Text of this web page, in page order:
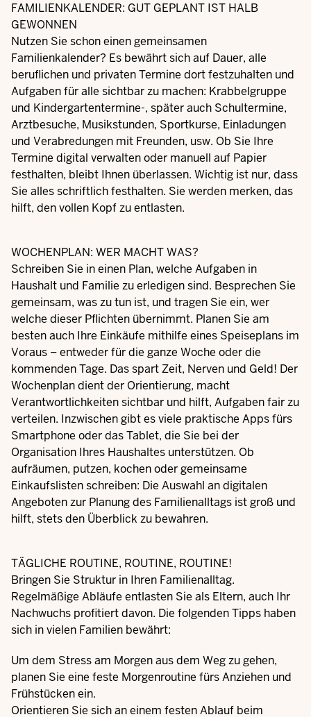
FAMILIENKALENDER: GUT GEPLANT IST HALB
GEWONNEN
Nutzen Sie schon einen gemeinsamen
Familienkalender? Es bewährt sich auf Dauer, alle
beruflichen und privaten Termine dort festzuhalten und
Aufgaben für alle sichtbar zu machen: Krabbelgruppe
und Kindergartentermine-, später auch Schultermine,
Arztbesuche, Musikstunden, Sportkurse, Einladungen
und Verabredungen mit Freunden, usw. Ob Sie Ihre
Termine digital verwalten oder manuell auf Papier
festhalten, bleibt Ihnen überlassen. Wichtig ist nur, dass
Sie alles schriftlich festhalten. Sie werden merken, das
hilft, den vollen Kopf zu entlasten.
WOCHENPLAN: WER MACHT WAS?
Schreiben Sie in einen Plan, welche Aufgaben in
Haushalt und Familie zu erledigen sind. Besprechen Sie
gemeinsam, was zu tun ist, und tragen Sie ein, wer
welche dieser Pflichten übernimmt. Planen Sie am
besten auch Ihre Einkäufe mithilfe eines Speiseplans im
Voraus – entweder für die ganze Woche oder die
kommenden Tage. Das spart Zeit, Nerven und Geld! Der
Wochenplan dient der Orientierung, macht
Verantwortlichkeiten sichtbar und hilft, Aufgaben fair zu
verteilen. Inzwischen gibt es viele praktische Apps fürs
Smartphone oder das Tablet, die Sie bei der
Organisation Ihres Haushaltes unterstützen. Ob
aufräumen, putzen, kochen oder gemeinsame
Einkaufslisten schreiben: Die Auswahl an digitalen
Angeboten zur Planung des Familienalltags ist groß und
hilft, stets den Überblick zu bewahren.
TÄGLICHE ROUTINE, ROUTINE, ROUTINE!
Bringen Sie Struktur in Ihren Familienalltag.
Regelmäßige Abläufe entlasten Sie als Eltern, auch Ihr
Nachwuchs profitiert davon. Die folgenden Tipps haben
sich in vielen Familien bewährt:
Um dem Stress am Morgen aus dem Weg zu gehen,
planen Sie eine feste Morgenroutine fürs Anziehen und
Frühstücken ein.
Orientieren Sie sich an einem festen Ablauf beim